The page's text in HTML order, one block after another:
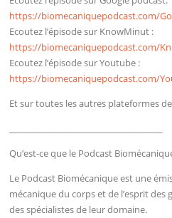
https://biomecaniquepodcast.com/
Ecoutez l’épisode sur KnowMinut :
https://biomecaniquepodcast.com/
Ecoutez l’épisode sur Youtube :
https://biomecaniquepodcast.com/
Et sur toutes les autres plateformes
Qu’est-ce que le Podcast
Le Podcast Biomécanique est une
mécanique du corps et de l’esprit
des spécialistes de leur domaine.